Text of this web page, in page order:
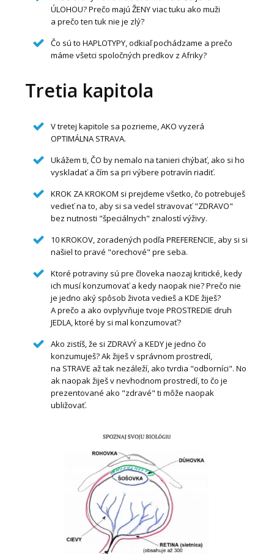
ÚLOHOU? Prečo majú ŽENY viac tuku ako muži
a prečo ten tuk nie je zlý?
Čo sú to HAPLOTYPY, odkiaľ pochádzame a prečo
máme všetci spoločných predkov z Afriky?
Tretia kapitola
V tretej kapitole sa pozrieme, AKO vyzerá
OPTIMÁLNA STRAVA.
Ukážem ti, ČO by nemalo na tanieri chýbať, ako si ho
vyskladať a čím sa pri výbere potravín riadiť.
KROK ZA KROKOM si prejdeme všetko, čo potrebuješ
vedieť na to, aby si sa vedel stravovať "ZDRAVO"
bez nutnosti "špeciálnych" znalostí výživy.
10 KROKOV, zoradených podľa PREFERENCIE, aby si si
našiel to pravé "orechové" pre seba.
Ktoré potraviny sú pre človeka naozaj kritické, kedy
ich musí konzumovať a kedy naopak nie? Prečo nie
je jedno aký spôsob života vedieš a KDE žiješ?
A prečo a ako ovplyvňuje tvoje PROSTREDIE druh
JEDLA, ktoré by si mal konzumovať?
Ako zistíš, že si ZDRAVÝ a KEDY je jedno čo
konzumuješ? Ak žiješ v správnom prostredí,
na STRAVE až tak nezáleží, ako tvrdia "odborníci". No
ak naopak žiješ v nevhodnom prostredí, to čo je
prezentované ako "zdravé" ti môže naopak
ubližovať.